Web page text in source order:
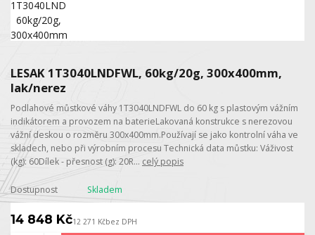
LESAK 1T3040LNDFWL, 60kg/20g, 300x400mm,
lak/nerez
Podlahové můstkové váhy 1T3040LNDFWL do 60 kg s plastovým vážním
indikátorem a provozem na baterieLakovaná konstrukce s nerezovou
vážní deskou o rozměru 300x400mm.Používají se jako kontrolní váha ve
skladech, nebo při výrobním procesu Technická data můstku: Váživost
(kg): 60Dílek - přesnost (g): 20R... celý popis
Dostupnost Skladem
14 848 Kč12 271 Kčbez DPH